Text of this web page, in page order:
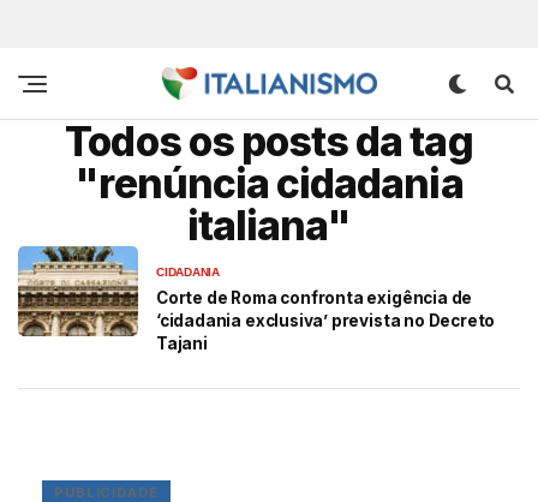
Todos os posts da tag
"renúncia cidadania
italiana"
CIDADANIA
Corte de Roma confronta exigência de
‘cidadania exclusiva’ prevista no Decreto
Tajani
PUBLICIDADE